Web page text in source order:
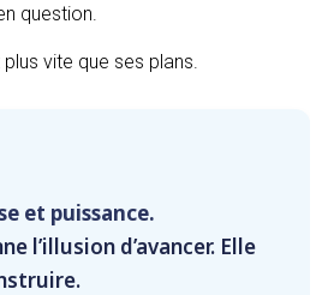
question.
vite que ses plans.
et puissance.
l’illusion d’avancer. Elle